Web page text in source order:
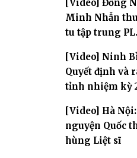
[Video] Đồng
Minh Nhẫn
tu tập trung
[Video] Ninh
Quyết định và
tỉnh nhiệm kỳ
[Video] Hà Nội:
nguyện Quốc
hùng Liệt sĩ